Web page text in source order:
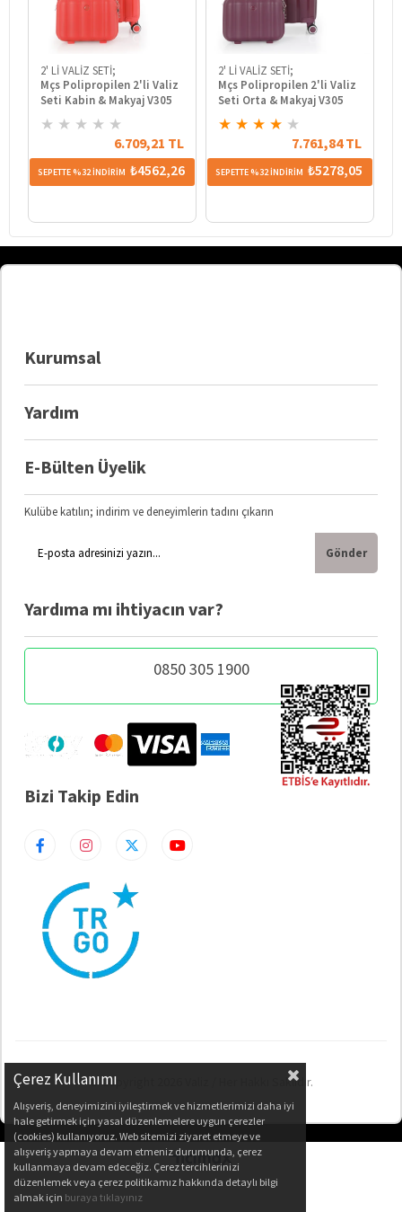
2' Lİ VALİZ SETİ;
Mçs Polipropilen 2'li Valiz
Seti Kabin & Makyaj V305
★ ★ ★ ★ ★
6.709,21 TL
SEPETTE %32 İNDİRİM ₺4562,26
2' Lİ VALİZ SETİ;
Mçs Polipropilen 2'li Valiz
Seti Orta & Makyaj V305
★ ★ ★ ★ ★
7.761,84 TL
SEPETTE %32 İNDİRİM ₺5278,05
Kurumsal
Yardım
E-Bülten Üyelik
Kulübe katılın; indirim ve deneyimlerin tadını çıkarın
Gönder
Yardıma mı ihtiyacın var?
0850 305 1900
Bizi Takip Edin
© Copyright 2026 Valiz / Her Hakkı Saklıdır.
Çerez Kullanımı
Alışveriş, deneyimizini iyileştirmek ve hizmetlerimizi daha iyi
hale getirmek için yasal düzenlemelere uygun çerezler
(cookies) kullanıyoruz. Web sitemizi ziyaret etmeye ve
alışveriş yapmaya devam etmeniz durumunda, çerez
kullanmaya devam edeceğiz. Çerez tercihlerinizi
düzenlemek veya çerez politikamız hakkında detaylı bilgi
almak için buraya tıklayınız